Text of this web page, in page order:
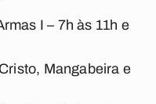
I – 7h às 11h e
Mangabeira e